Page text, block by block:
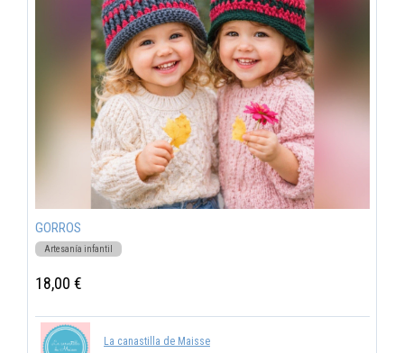
GORROS
Artesanía infantil
18,00 €
La canastilla de Maisse